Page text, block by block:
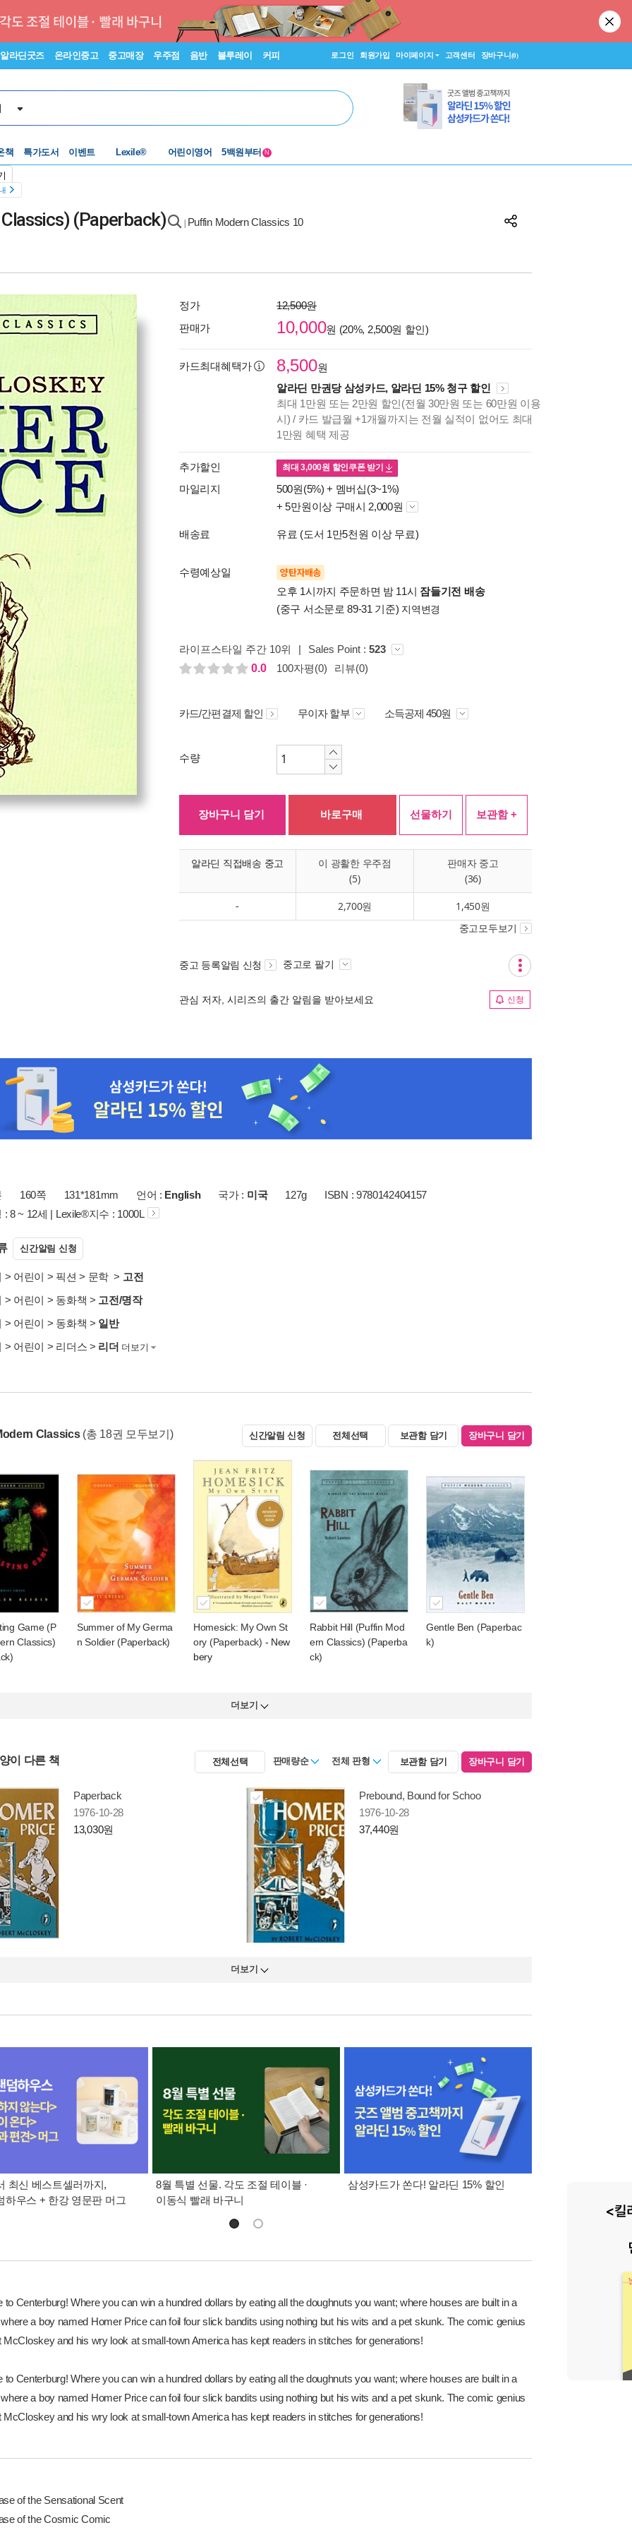
알라딘굿즈 온라인중고 중고매장 우주점 음반 블루레이 커피 로그인 회원가입 마이페이지 고객센터 장바구니(0)
책 특가도서 이벤트
수준별베스트
어린이영어
중고 외서
N
(Paperback) Puffin Modern Classics 10
정가
12,500원
판매가
10,000원 (20%, 2,500원 할인)
카드최대혜택가 8,500원
알라딘 만권당 삼성카드, 알라딘 15% 청구 할인
최대 1만원 또는 2만원 할인(전월 30만원 또는 60만원 이용
시) / 카드 발급월 +1개월까지는 전월 실적이 없어도 최대
1만원 혜택 제공
추가할인 최대3,000원 할인쿠폰 받기
마일리지 500원(5%) + 멤버십(3~1%)
+ 5만원이상 구매시 2,000원
배송료 유료 (도서 1만5천원 이상 무료)
수령예상일 양탄자배송
오후 1시까지 주문하면 밤 11시 잠들기전 배송
(중구 서소문로 89-31 기준) 지역변경
라이프스타일 주간 10위 | Sales Point : 523
0.0
100자평(0) 리뷰(0)
카드/간편결제 할인 무이자 할부 소득공제 450원
수량
장바구니 담기 바로구매 선물하기 보관함 +
알라딘 직접배송 중고
이 광활한 우주점
(5)
판매자 중고
(36)
- 2,700원 1,450원
중고모두보기
중고 등록알림 신청 중고로 팔기
관심 저자, 시리즈의 출간 알림을 받아보세요 신청
160쪽 131*181mm 언어 : English 국가 : 미국 127g
ISBN : 9780142404157
: 8 ~ 12세 | Lexile®지수 : 1000L
신간알림 신청
> 어린이 > 픽션 > 문학 > 고전
> 어린이 > 동화책 > 고전/명작
> 어린이 > 동화책 > 일반
> 어린이 > 리더스 > 리더 더보기
Classics (총 18권 모두보기) 신간알림 신청 전체선택 보관함 담기 장바구니 담기
Game (P
Classics)
Summer of My Germa
n Soldier (Paperback)
Homesick: My Own St
ory (Paperback) - New
bery
Rabbit Hill (Puffin Mod
ern Classics) (Paperba
ck)
Gentle Ben (Paperbac
k)
더보기
이 다른 책 전체선택 판매량순 전체 판형 보관함 담기 장바구니 담기
Paperback
1976-10-28
13,030원
Prebound, Bound for Schoo
1976-10-28
37,440원
더보기
최신 베스트셀러까지,
하우스 + 한강 영문판 머그
8월 특별 선물. 각도 조절 테이블 ·
이동식 빨래 바구니
삼성카드가 쏜다! 알라딘 15% 할인
to Centerburg! Where you can win a hundred dollars by eating all the doughnuts you want; where houses are built in a
a boy named Homer Price can foil four slick bandits using nothing but his wits and a pet skunk. The comic genius
McCloskey and his wry look at small-town America has kept readers in stitches for generations!
to Centerburg! Where you can win a hundred dollars by eating all the doughnuts you want; where houses are built in a
a boy named Homer Price can foil four slick bandits using nothing but his wits and a pet skunk. The comic genius
McCloskey and his wry look at small-town America has kept readers in stitches for generations!
of the Sensational Scent
of the Cosmic Comic